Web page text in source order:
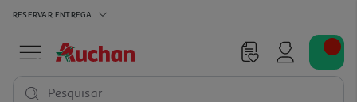
RESERVAR ENTREGA
Pesquisar